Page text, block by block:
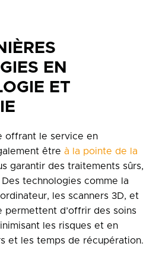
EN
ET
offrant le service en
être à la pointe de la
garantir des traitements sûrs,
technologies comme la
les scanners 3D, et
permettent d’offrir des soins
les risques et en
et les temps de récupération.